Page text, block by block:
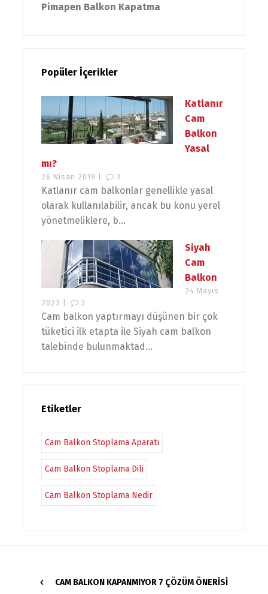
Pimapen Balkon Kapatma
Popüler İçerikler
Katlanır
Cam
Balkon
Yasal
mı?
26 Nisan 2019 | 3
Katlanır cam balkonlar genellikle yasal
olarak kullanılabilir, ancak bu konu yerel
yönetmeliklere, b...
Siyah
Cam
Balkon
24 Mayıs
2023 |
3
Cam balkon yaptırmayı düşünen bir çok
tüketici ilk etapta ile Siyah cam balkon
talebinde bulunmaktad...
Etiketler
Cam Balkon Stoplama Aparatı
Cam Balkon Stoplama Dili
Cam Balkon Stoplama Nedir
CAM BALKON KAPANMIYOR 7 ÇÖZÜM ÖNERISI